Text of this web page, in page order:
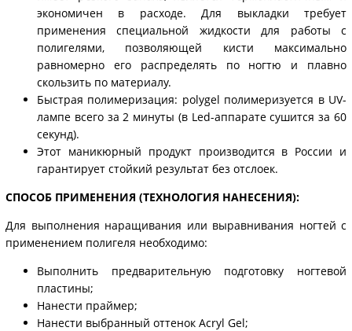
экономичен в расходе. Для выкладки требует
применения специальной жидкости для работы с
полигелями, позволяющей кисти максимально
равномерно его распределять по ногтю и плавно
скользить по материалу.
Быстрая полимеризация: polygel полимеризуется в UV-
лампе всего за 2 минуты (в Led-аппарате сушится за 60
секунд).
Этот маникюрный продукт производится в России и
гарантирует стойкий результат без отслоек.
СПОСОБ ПРИМЕНЕНИЯ (ТЕХНОЛОГИЯ НАНЕСЕНИЯ):
Для выполнения наращивания или выравнивания ногтей с
применением полигеля необходимо:
Выполнить предварительную подготовку ногтевой
пластины;
Нанести праймер;
Нанести выбранный оттенок Acryl Gel;